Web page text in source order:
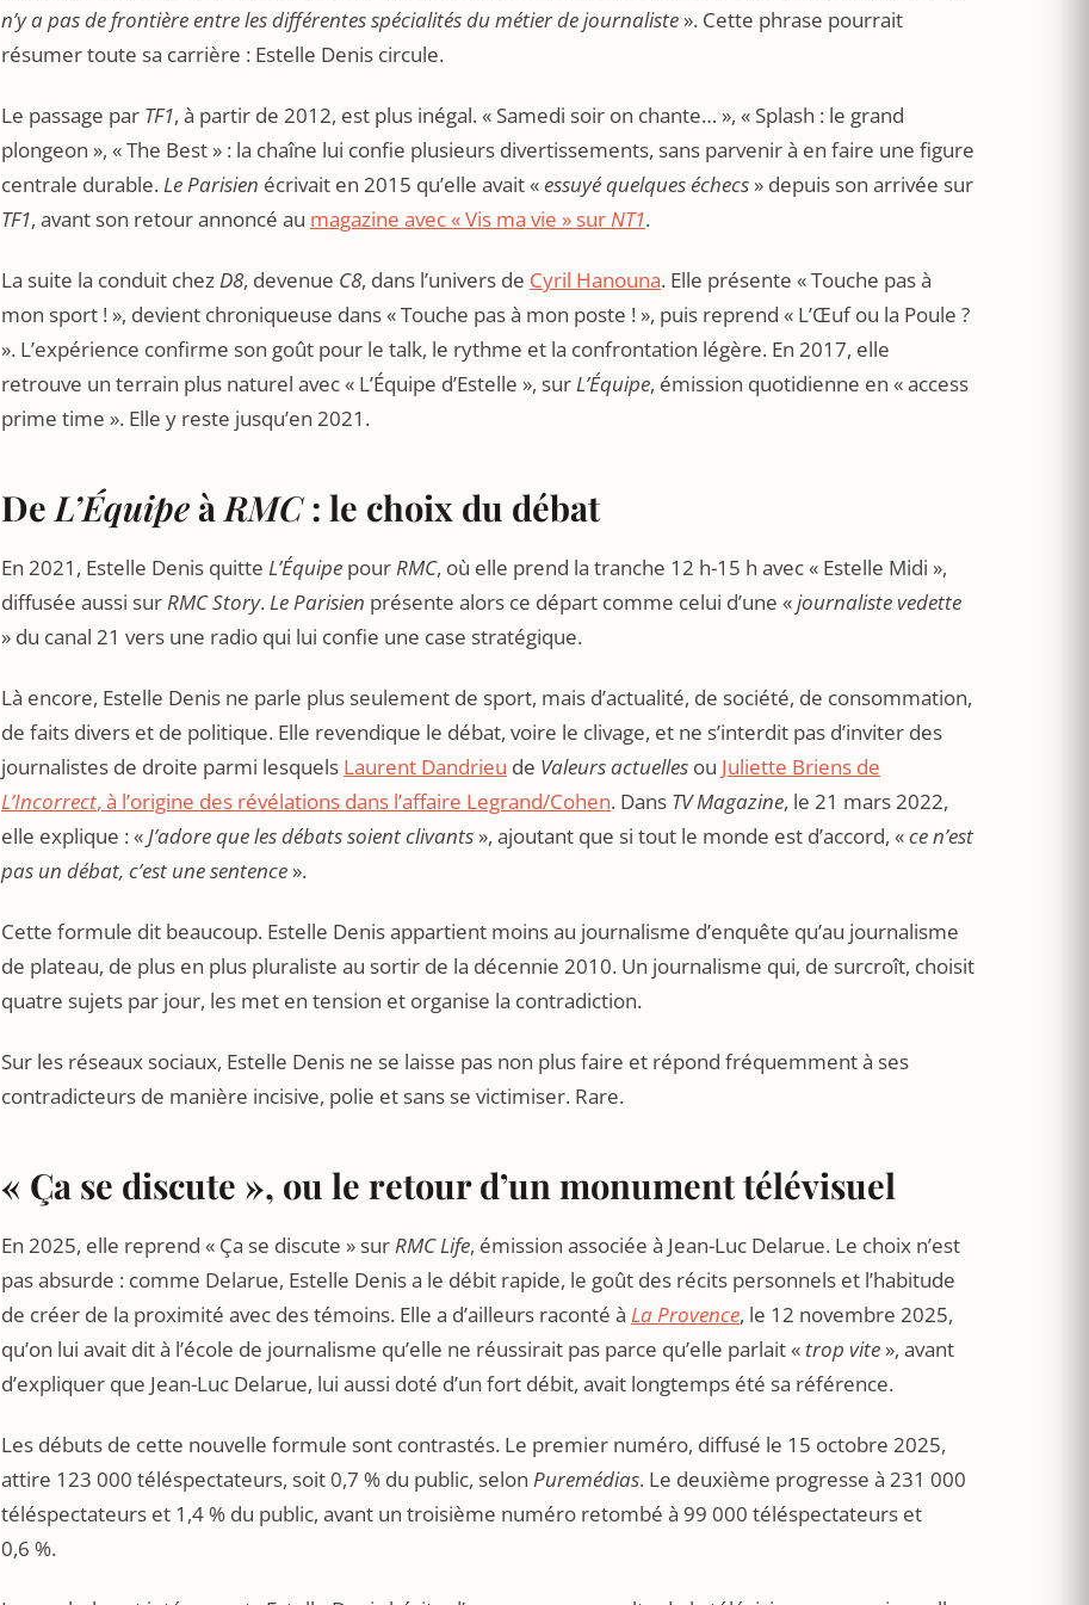
n’y a pas de frontière entre les différentes spécialités du métier de journaliste ». Cette phrase pourrait
résumer toute sa carrière : Estelle Denis circule.
Le passage par TF1, à partir de 2012, est plus inégal. « Samedi soir on chante… », « Splash : le grand
plongeon », « The Best » : la chaîne lui confie plusieurs divertissements, sans parvenir à en faire une figure
centrale durable.Le Parisien écrivait en 2015 qu’elle avait «essuyé quelques échecs » depuis son arrivée sur
TF1, avant son retour annoncé au magazine avec « Vis ma vie » surNT1.
La suite la conduit chezD8, devenue C8, dans l’univers de Cyril Hanouna. Elle présente « Touche pas à
mon sport ! », devient chroniqueuse dans « Touche pas à mon poste ! », puis reprend « L’Œuf ou la Poule ?
». L’expérience confirme son goût pour le talk, le rythme et la confrontation légère. En 2017, elle
retrouve un terrain plus naturel avec « L’Équipe d’Estelle », surL’Équipe, émission quotidienne en « access
prime time ». Elle y reste jusqu’en 2021.
De L’Équipeà RMC: le choix du débat
En 2021, Estelle Denis quitte L’Équipe pourRMC, où elle prend la tranche 12 h-15 h avec « Estelle Midi »,
diffusée aussi surRMC Story.Le Parisien présente alors ce départ comme celui d’une «journaliste vedette
» du canal 21 vers une radio qui lui confie une case stratégique.
Là encore, Estelle Denis ne parle plus seulement de sport, mais d’actualité, de société, de consommation,
de faits divers et de politique. Elle revendique le débat, voire le clivage, et ne s’interdit pas d’inviter des
journalistes de droite parmi lesquels Laurent Dandrieu de Valeurs actuelles ou Juliette Briens de
L’Incorrect, à l’origine des révélations dans l’affaire Legrand/Cohen. Dans TV Magazine, le 21 mars 2022,
elle explique : «J’adore que les débats soient clivants », ajoutant que si tout le monde est d’accord, «ce n’est
pas un débat, c’est une sentence ».
Cette formule dit beaucoup. Estelle Denis appartient moins au journalisme d’enquête qu’au journalisme
de plateau, de plus en plus pluraliste au sortir de la décennie 2010. Un journalisme qui, de surcroît, choisit
quatre sujets par jour, les met en tension et organise la contradiction.
Sur les réseaux sociaux, Estelle Denis ne se laisse pas non plus faire et répond fréquemment à ses
contradicteurs de manière incisive, polie et sans se victimiser. Rare.
« Ça se discute », ou le retour d’un monument télévisuel
En 2025, elle reprend « Ça se discute » surRMC Life, émission associée à Jean-Luc Delarue. Le choix n’est
pas absurde : comme Delarue, Estelle Denis a le débit rapide, le goût des récits personnels et l’habitude
de créer de la proximité avec des témoins. Elle a d’ailleurs raconté à La Provence, le 12 novembre 2025,
qu’on lui avait dit à l’école de journalisme qu’elle ne réussirait pas parce qu’elle parlait « trop vite », avant
d’expliquer que Jean-Luc Delarue, lui aussi doté d’un fort débit, avait longtemps été sa référence.
Les débuts de cette nouvelle formule sont contrastés. Le premier numéro, diffusé le 15 octobre 2025,
attire 123 000 téléspectateurs, soit 0,7 % du public, selon Puremédias. Le deuxième progresse à 231 000
téléspectateurs et 1,4 % du public, avant un troisième numéro retombé à 99 000 téléspectateurs et
0,6 %.